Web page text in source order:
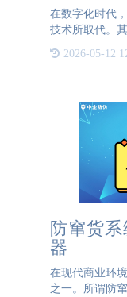
在数字化时代
技术所取代。
的特点，成为
本书赋予一个
2026-05-12
防窜货
器
在现代商业环
之一。所谓防